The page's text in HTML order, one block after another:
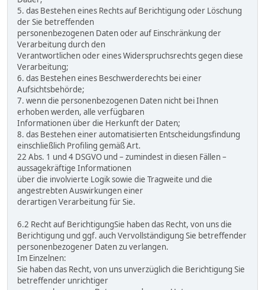
5. das Bestehen eines Rechts auf Berichtigung oder Löschung
der Sie betreffenden
personenbezogenen Daten oder auf Einschränkung der
Verarbeitung durch den
Verantwortlichen oder eines Widerspruchsrechts gegen diese
Verarbeitung;
6. das Bestehen eines Beschwerderechts bei einer
Aufsichtsbehörde;
7. wenn die personenbezogenen Daten nicht bei Ihnen
erhoben werden, alle verfügbaren
Informationen über die Herkunft der Daten;
8. das Bestehen einer automatisierten Entscheidungsfindung
einschließlich Profiling gemäß Art.
22 Abs. 1 und 4 DSGVO und – zumindest in diesen Fällen –
aussagekräftige Informationen
über die involvierte Logik sowie die Tragweite und die
angestrebten Auswirkungen einer
derartigen Verarbeitung für Sie.
6.2 Recht auf BerichtigungSie haben das Recht, von uns die
Berichtigung und ggf. auch Vervollständigung Sie betreffender
personenbezogener Daten zu verlangen.
Im Einzelnen:
Sie haben das Recht, von uns unverzüglich die Berichtigung Sie
betreffender unrichtiger